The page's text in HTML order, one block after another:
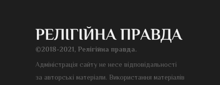
©2018-2021, Релігійна правда.
Адміністрація сайту не несе відповідальності
за авторські матеріали. Використання матеріалів